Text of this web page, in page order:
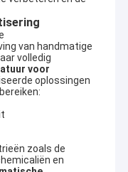
van handmatige
volledig
voor
oplossingen
zoals de
en